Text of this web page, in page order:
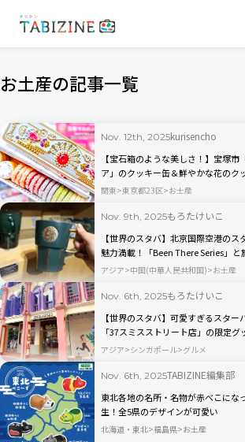
お土産の記事一覧
Nov. 12th, 2025kurisencho
【宝石箱のような美しさ！】宝塚市
ア」のクッキー缶＆鮮やかな花のク
関東 東京都23区 お土産
Nov. 9th, 2025もろたけいこ
【世界のスタバ】北京国際空港の
魅力満載！「Been There Series」
アジア 中国(中華人民共和国) お土産
Nov. 6th, 2025もろたけいこ
【世界のスタバ】可愛すぎるスタ
「37スミスストリート店」の限定
見｜シンガポール2025最新ルポ
アジア シンガポール グルメ
Nov. 6th, 2025TABIZINE編集部
東北各地の名所・名物が赤べこにな
生！全5県のデザインが可愛い
北海道・東北 福島県 お土産